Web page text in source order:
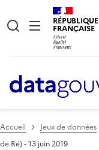
RÉPUBLIQUE
FRANÇAISE
Accueil Jeux de données
de Ré) - 13 juin 2019